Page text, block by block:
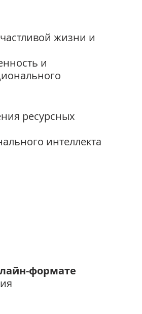
жизни и
и
ресурсных
интеллекта
формате